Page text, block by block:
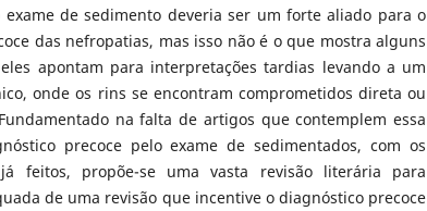
exame de sedimento deveria ser um forte aliado para o
das nefropatias, mas isso não é o que mostra alguns
apontam para interpretações tardias levando a um
onde os rins se encontram comprometidos direta ou
na falta de artigos que contemplem essa
precoce pelo exame de sedimentados, com os
já feitos, propõe-se uma vasta revisão literária para
de uma revisão que incentive o diagnóstico precoce